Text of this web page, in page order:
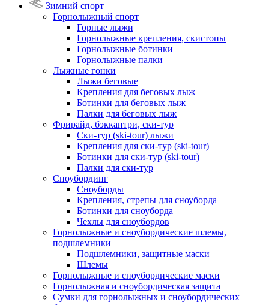
Зимний спорт
Горнолыжный спорт
Горные лыжи
Горнолыжные крепления, скистопы
Горнолыжные ботинки
Горнолыжные палки
Лыжные гонки
Лыжи беговые
Крепления для беговых лыж
Ботинки для беговых лыж
Палки для беговых лыж
Фрирайд, бэккантри, ски-тур
Ски-тур (ski-tour) лыжи
Крепления для ски-тур (ski-tour)
Ботинки для ски-тур (ski-tour)
Палки для ски-тур
Сноубординг
Сноуборды
Крепления, стрепы для сноуборда
Ботинки для сноуборда
Чехлы для сноубордов
Горнолыжные и сноубордические шлемы,
подшлемники
Подшлемники, защитные маски
Шлемы
Горнолыжные и сноубордические маски
Горнолыжная и сноубордическая защита
Сумки для горнолыжных и сноубордических